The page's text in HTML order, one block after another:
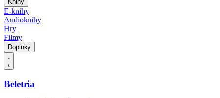
Knihy
E-knihy
Audioknihy
Hry
Filmy
Doplnky
Beletria